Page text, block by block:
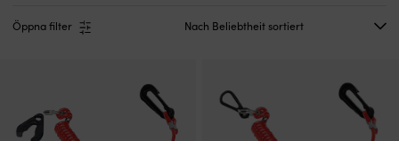
Öppna filter